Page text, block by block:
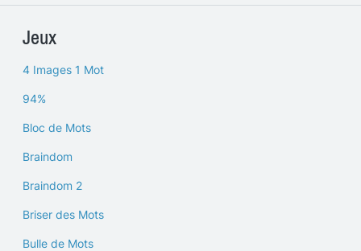
Jeux
4 Images 1 Mot
94%
Bloc de Mots
Braindom
Braindom 2
Briser des Mots
Bulle de Mots